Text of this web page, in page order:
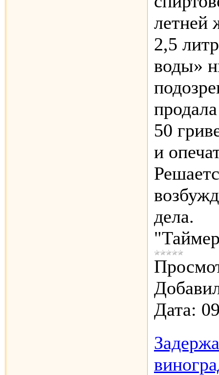
2,5
воды»
50
и
дела.
Дата: